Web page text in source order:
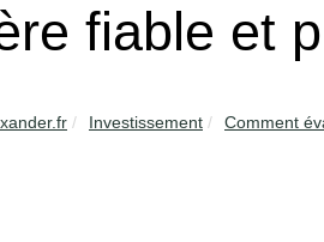
fiable et
Investissement Comment